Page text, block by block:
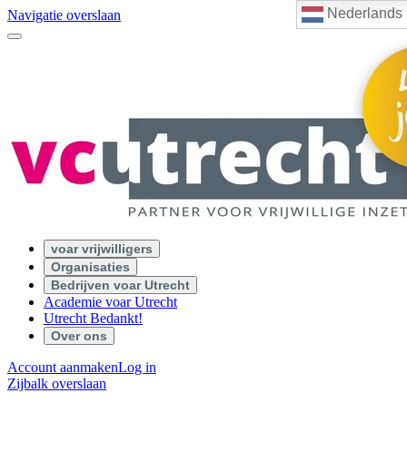
Nederlands
Navigatie overslaan
voar vrijwilligers
Organisaties
Bedrijven voar Utrecht
Academie voar Utrecht
Utrecht Bedankt!
Over ons
Account aanmakenLog in
Zijbalk overslaan